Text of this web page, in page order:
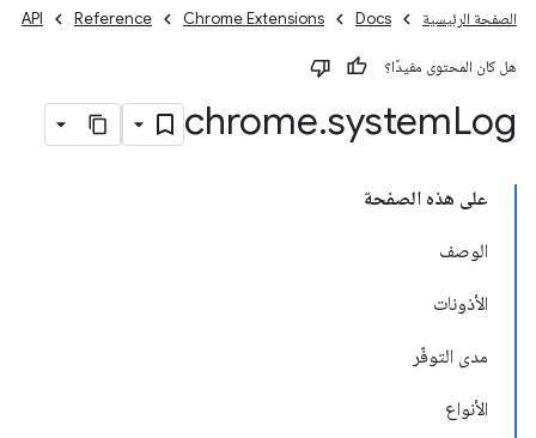
الصفحة الرئيسية Docs
Chrome Extensions
Reference
API
هل كان المحتوى مفيدًا؟
chrome.systemLog
على هذه الصفحة
الوصف
الأذونات
مدى التوفّر
الأنواع